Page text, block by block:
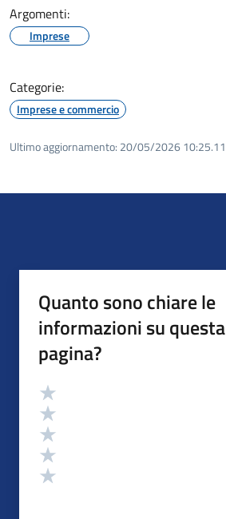
Argomenti:
Imprese
Categorie:
Imprese e commercio
Ultimo aggiornamento: 20/05/2026 10:25.11
Quanto sono chiare le
informazioni su questa
pagina?
Valutazione